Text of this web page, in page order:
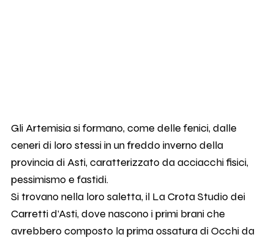
Gli Artemisia si formano, come delle fenici, dalle
ceneri di loro stessi in un freddo inverno della
provincia di Asti, caratterizzato da acciacchi fisici,
pessimismo e fastidi.
Si trovano nella loro saletta, il La Crota Studio dei
Carretti d’Asti, dove nascono i primi brani che
avrebbero composto la prima ossatura di Occhi da